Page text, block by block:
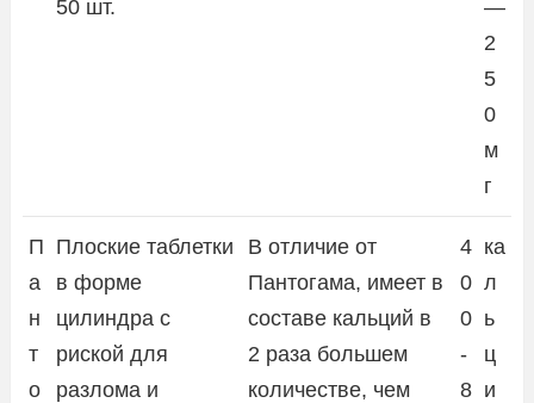
50 шт.
—
2
5
0
м
г
П
а
н
т
о
Плоские таблетки
в форме
цилиндра с
риской для
разлома и
В отличие от
Пантогама, имеет в
составе кальций в
2 раза большем
количестве, чем
4
0
0
-
8
ка
л
ь
ц
и